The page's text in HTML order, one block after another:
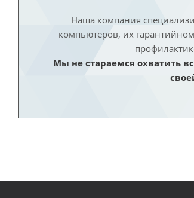
Наша компания
компьютеров, их
Мы не стараемся охватить